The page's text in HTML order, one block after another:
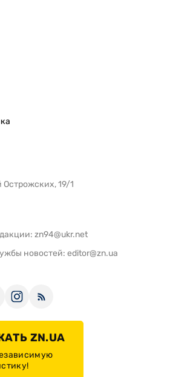
Острожских, 19/1
zn94@ukr.net
новостей: editor@zn.ua
ZN.UA